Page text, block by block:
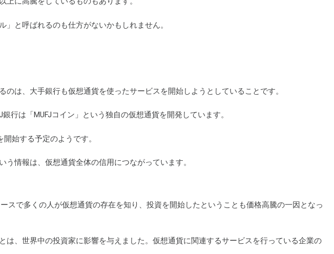
と呼ばれるのも仕方がないかもしれません。
は、大手銀行も仮想通貨を使ったサービスを開始しようとしていることです。
行は「MUFJコイン」という独自の仮想通貨を開発しています。
始する予定のようです。
情報は、仮想通貨全体の信用につながっています。
スで多くの人が仮想通貨の存在を知り、投資を開始したということも価格高騰の一因となっ
は、世界中の投資家に影響を与えました。仮想通貨に関連するサービスを行っている企業の